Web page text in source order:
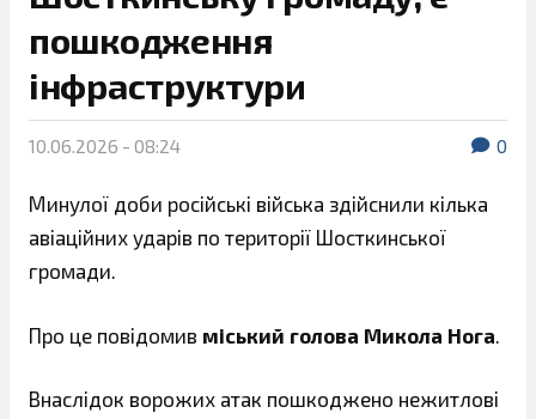
пошкодження
інфраструктури
10.06.2026 - 08:24 0
Минулої доби російські війська здійснили кілька
авіаційних ударів по території Шосткинської
громади.
Про це повідомив міський голова Микола Нога
Внаслідок ворожих атак пошкоджено нежитлові